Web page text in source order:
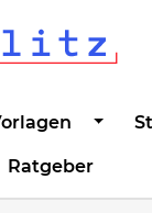
Ratgeber